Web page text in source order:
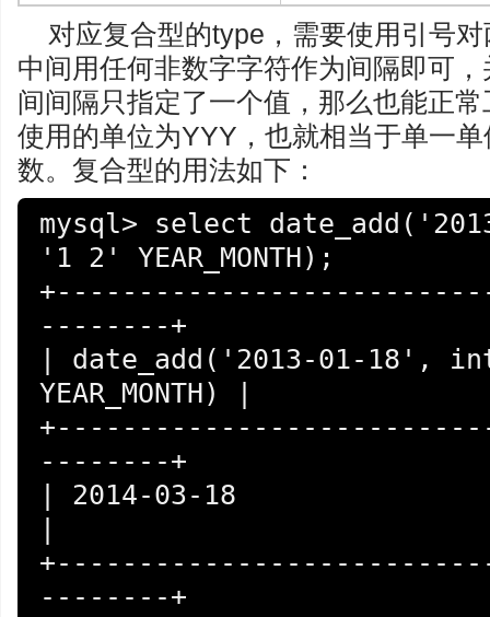
对应复合型的type，需要使用引号
中间用任何非数字字符作为间隔即可
间间隔只指定了一个值，那么也能正
使用的单位为YYY，也就相当于单一
数。复合型的用法如下：
mysql> select
'1 2' YEAR_MONTH);
--------+
| date_add('2013-01-18',
YEAR_MONTH) |
--------+
| 2014-03-18
|
--------+